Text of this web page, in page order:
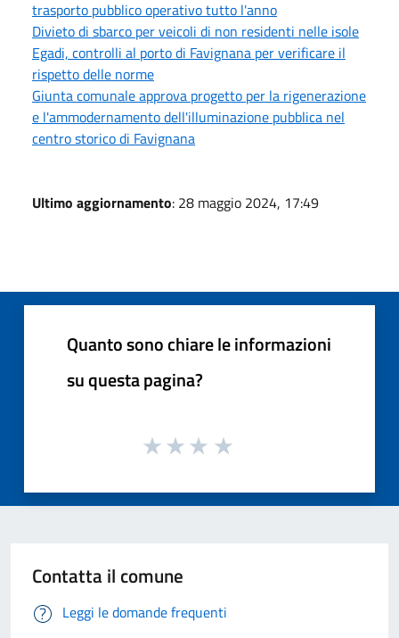
trasporto pubblico operativo tutto l'anno
Divieto di sbarco per veicoli di non residenti nelle isole
Egadi, controlli al porto di Favignana per verificare il
rispetto delle norme
Giunta comunale approva progetto per la rigenerazione
e l'ammodernamento dell'illuminazione pubblica nel
centro storico di Favignana
Ultimo aggiornamento: 28 maggio 2024, 17:49
Quanto sono chiare le informazioni
su questa pagina?
Contatta il comune
Leggi le domande frequenti